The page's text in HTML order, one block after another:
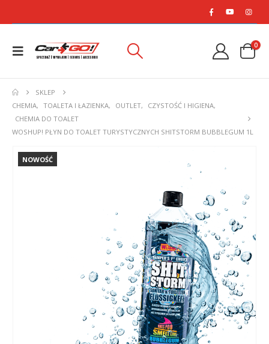
0
SKLEP
CHEMIA, TOALETA I ŁAZIENKA, OUTLET, CZYSTOŚĆ I HIGIENA,
CHEMIA DO TOALET
WOSHUP! PŁYN DO TOALET TURYSTYCZNYCH SHITSTORM BUBBLEGUM 1L
NOWOŚĆ